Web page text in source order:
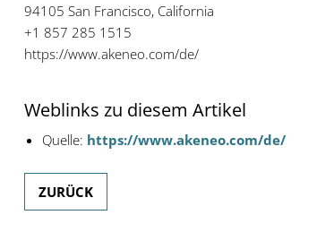
94105 San Francisco, California
+1 857 285 1515
https://www.akeneo.com/de/
Weblinks zu diesem Artikel
Quelle: https://www.akeneo.com/de/
ZURÜCK